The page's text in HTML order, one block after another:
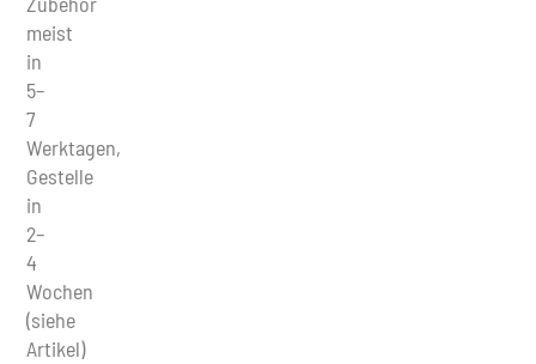
meist
in
5–
7
Werktagen,
Gestelle
in
2–
4
Wochen
(siehe
Artikel)